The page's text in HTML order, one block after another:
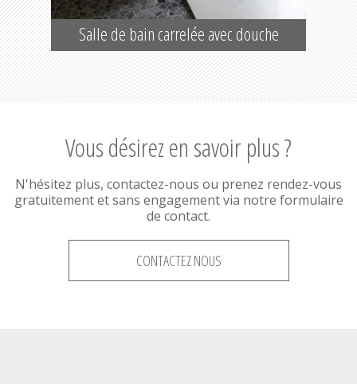
Salle de bain carrelée avec douche
italienne
Vous désirez en savoir plus ?
N'hésitez plus, contactez-nous ou prenez rendez-vous
gratuitement et sans engagement via notre formulaire
de contact.
CONTACTEZ NOUS